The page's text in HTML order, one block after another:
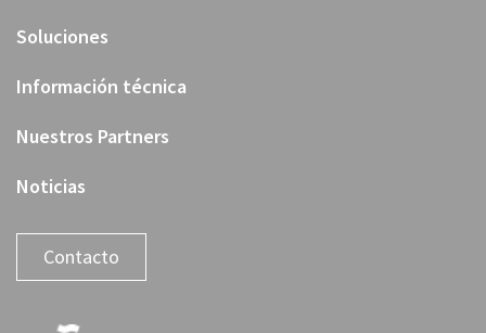
Soluciones
Información técnica
Nuestros Partners
Noticias
Contacto